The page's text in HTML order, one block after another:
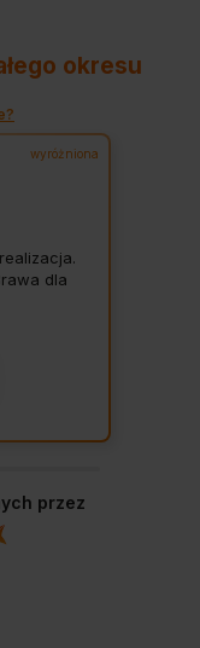
okresu
wyróżniona
dla
przez